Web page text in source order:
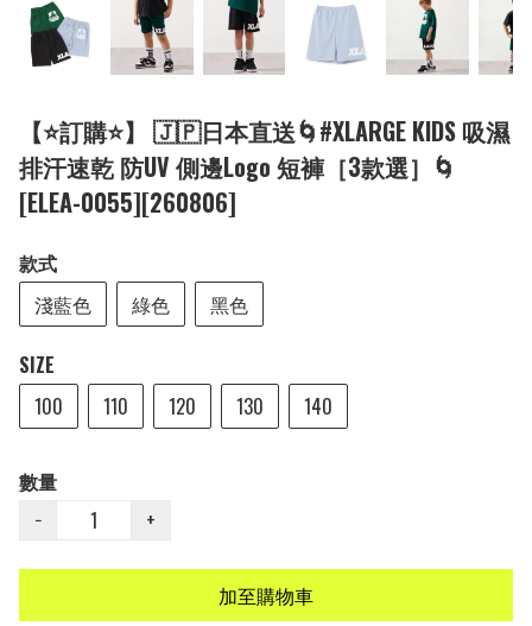
【⭐訂購⭐】 🇯🇵日本直送🌀#XLARGE KIDS 吸濕
排汗速乾 防UV 側邊Logo 短褲［3款選］🌀
[ELEA-0055][260806]
款式
淺藍色
綠色 黑色
SIZE
100
110 120 130 140
數量
−
+
加至購物車